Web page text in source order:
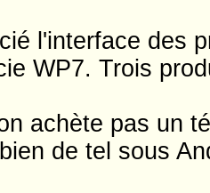
l'interface des
WP7. Trois
achète pas un
de tel sous